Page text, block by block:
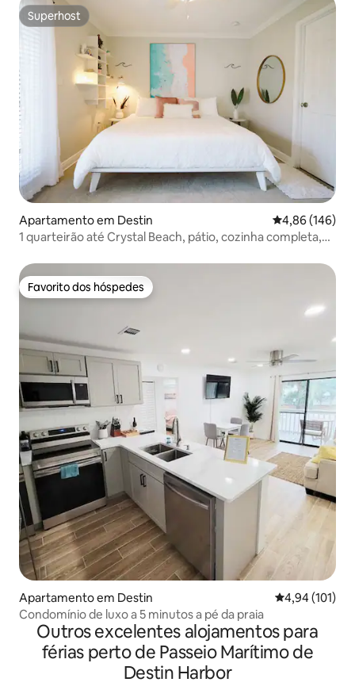
Superhost
Superhost
Apartamento em Destin Classificação
4,86 (146)
1 quarteirão até Crystal Beach, pátio, cozinha completa,
Favorito dos hóspedes
Favorito dos hóspedes
Apartamento em Destin Classificação
4,94 (101)
Condomínio de luxo a 5 minutos a pé da praia
Outros excelentes alojamentos para
férias perto de Passeio Marítimo de
Destin Harbor